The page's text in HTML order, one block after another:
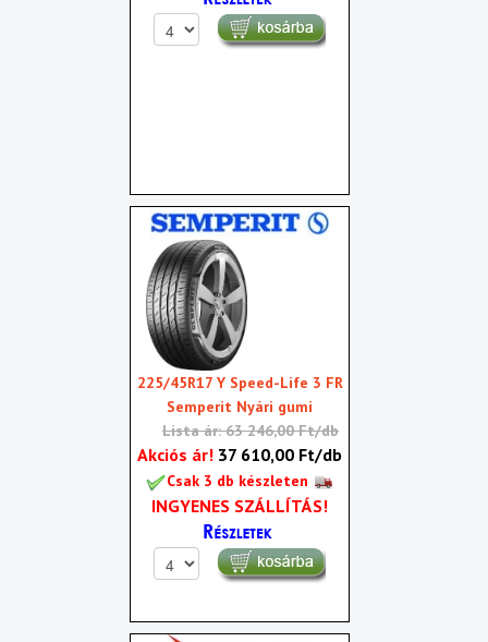
225/45R17 Y Speed-Life 3 FR
Semperit Nyári gumi
Lista ár: 63 246,00 Ft/db
Akciós ár! 37 610,00 Ft/db
Csak 3 db készleten
INGYENES SZÁLLÍTÁS!